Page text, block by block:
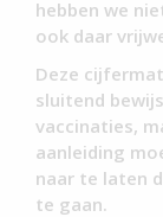
hebben we
ook daar
Deze
sluitend
vaccinaties,
aanleiding
naar te laten
te gaan.